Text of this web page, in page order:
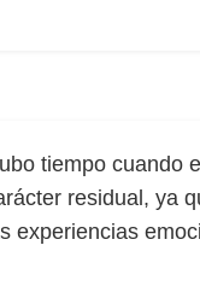
tiempo cuando
residual, ya
experiencias